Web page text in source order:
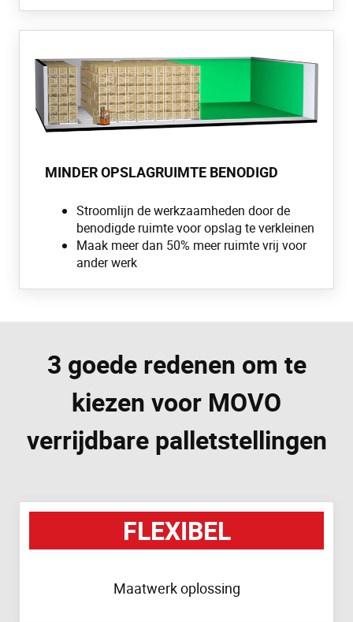
MINDER OPSLAGRUIMTE BENODIGD
Stroomlijn de werkzaamheden door de
benodigde ruimte voor opslag te verkleinen
Maak meer dan 50% meer ruimte vrij voor
ander werk
3 goede redenen om te
kiezen voor MOVO
verrijdbare palletstellingen
FLEXIBEL
Maatwerk oplossing